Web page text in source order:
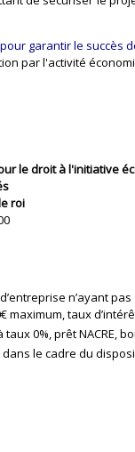
garantir le succès
par l'activité
le droit à l'initiative
roi
n’ayant
taux
0%, prêt NACRE,
le cadre du